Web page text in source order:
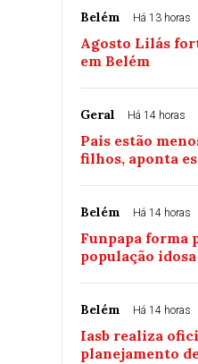
Belém Há 13 horas
Agosto Lilás
em Belém
Geral Há 14 horas
Pais estão
filhos, aponta
Belém Há 14 horas
Funpapa forma
população idosa
Belém Há 14 horas
Iasb realiza
planejamento